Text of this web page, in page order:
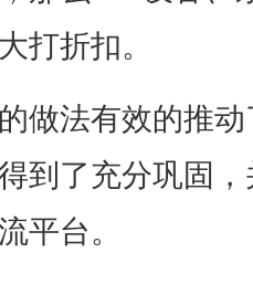
打折扣。
做法有效的推
到了充分巩固
平台。